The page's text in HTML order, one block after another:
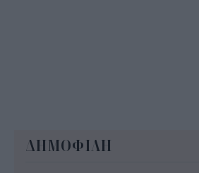
ΔΗΜΟΦΙΛΗ